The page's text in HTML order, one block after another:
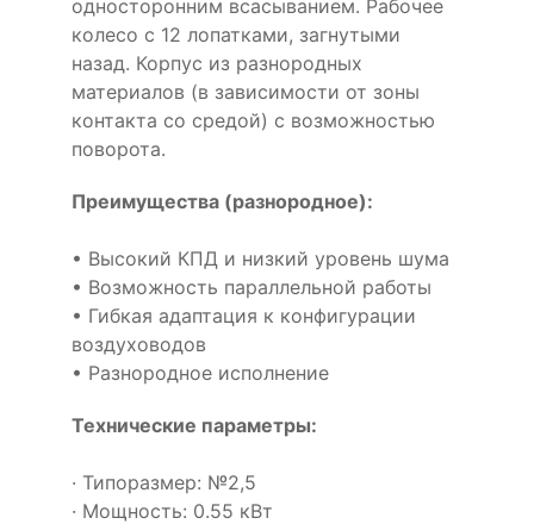
односторонним всасыванием. Рабочее
колесо с 12 лопатками, загнутыми
назад. Корпус из разнородных
материалов (в зависимости от зоны
контакта со средой) с возможностью
поворота.
Преимущества (разнородное):
• Высокий КПД и низкий уровень шума
• Возможность параллельной работы
• Гибкая адаптация к конфигурации
воздуховодов
• Разнородное исполнение
Технические параметры:
· Типоразмер: №2,5
· Мощность: 0.55 кВт